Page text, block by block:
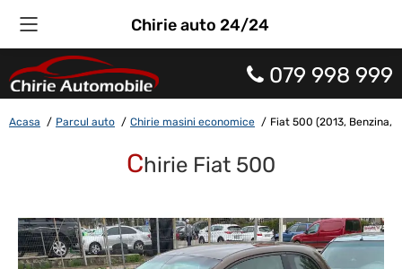
079 998 999
Chirie auto 24/24
Acasa Parcul auto Chirie masini economice Fiat 500 (2013, Benzina,
Chirie Fiat 500